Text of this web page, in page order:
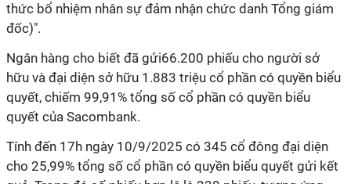
thức bổ nhiệm nhân sự đảm nhận chức danh Tổng giám
đốc)".
Ngân hàng cho biết đã gửi66.200 phiếu cho người sở
hữu và đại diện sở hữu 1.883 triệu cổ phần có quyền biểu
quyết, chiếm 99,91% tổng số cổ phần có quyền biểu
quyết của Sacombank.
Tính đến 17h ngày 10/9/2025 có 345 cổ đông đại diện
cho 25,99% tổng số cổ phần có quyền biểu quyết gửi kết